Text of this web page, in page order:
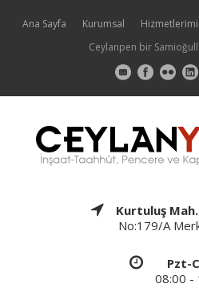
Ana Sayfa Kurumsal
Ceylanpen bir
Kurtuluş
No:179/A
Pzt-
08:00 -